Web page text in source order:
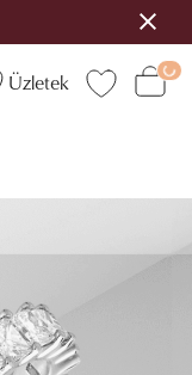
Üzletek